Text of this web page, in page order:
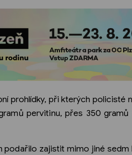
prohlídky, při kterých policisté
pervitinu, přes 350 gramů
podařilo zajistit mimo jiné